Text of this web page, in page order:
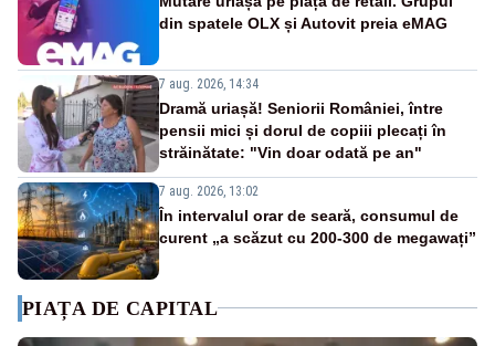
din spatele OLX și Autovit preia eMAG
7 aug. 2026, 14:34
Dramă uriașă! Seniorii României, între
pensii mici și dorul de copiii plecați în
străinătate: "Vin doar odată pe an"
7 aug. 2026, 13:02
În intervalul orar de seară, consumul de
curent „a scăzut cu 200-300 de megawați”
PIAȚA DE CAPITAL